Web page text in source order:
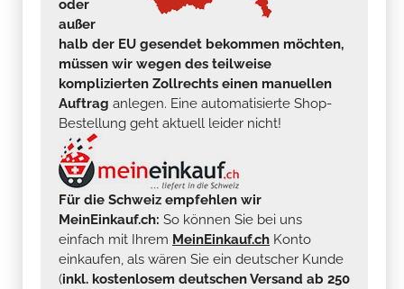
oder
außer
halb der EU gesendet bekommen möchten,
müssen wir wegen des teilweise
komplizierten Zollrechts einen manuellen
Auftrag anlegen. Eine automatisierte Shop-
Bestellung geht aktuell leider nicht!
Für die Schweiz empfehlen wir
MeinEinkauf.ch: So können Sie bei uns
einfach mit Ihrem MeinEinkauf.ch Konto
einkaufen, als wären Sie ein deutscher Kunde
(inkl. kostenlosem deutschen Versand ab 250